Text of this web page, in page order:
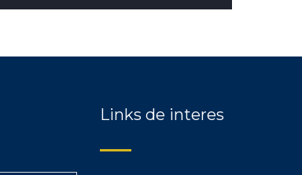
Links de interes